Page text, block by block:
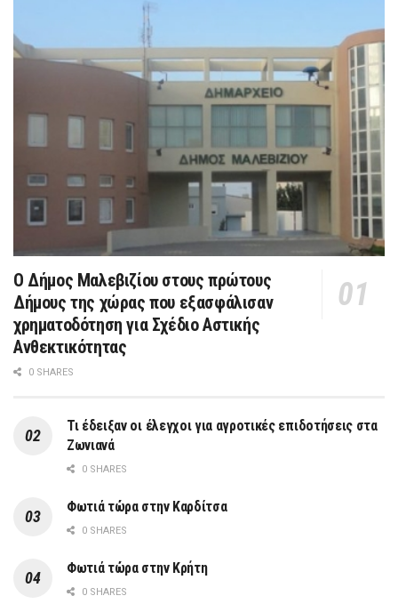
Ο Δήμος Μαλεβιζίου στους πρώτους
Δήμους της χώρας που εξασφάλισαν
χρηματοδότηση για Σχέδιο Αστικής
Ανθεκτικότητας
0 SHARES
Τι έδειξαν οι έλεγχοι για αγροτικές επιδοτήσεις στα
Ζωνιανά
0 SHARES
Φωτιά τώρα στην Καρδίτσα
0 SHARES
Φωτιά τώρα στην Κρήτη
0 SHARES